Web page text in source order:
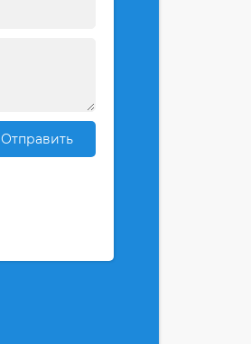
Отправить